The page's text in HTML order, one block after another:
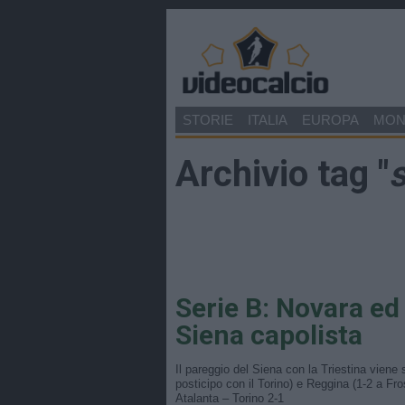
STORIE ITALIA EUROPA
Archivio tag "
Serie B: Novara
Siena capolista
Il pareggio del Siena con la Triestina
posticipo con il Torino) e Reggina (1-2 a
Atalanta – Torino 2-1